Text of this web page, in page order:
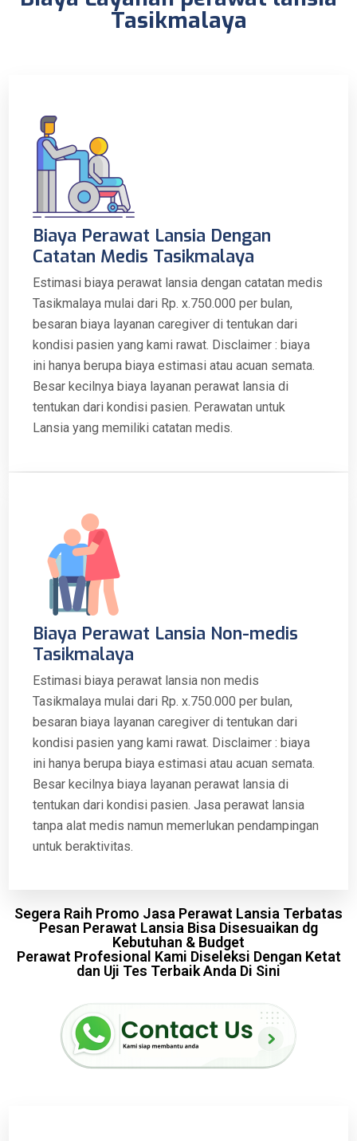
Tasikmalaya
Biaya Perawat Lansia Dengan
Catatan Medis Tasikmalaya
Estimasi biaya perawat lansia dengan catatan medis
Tasikmalaya mulai dari Rp. x.750.000 per bulan,
besaran biaya layanan caregiver di tentukan dari
kondisi pasien yang kami rawat. Disclaimer : biaya
ini hanya berupa biaya estimasi atau acuan semata.
Besar kecilnya biaya layanan perawat lansia di
tentukan dari kondisi pasien. Perawatan untuk
Lansia yang memiliki catatan medis.
Biaya Perawat Lansia Non-medis
Tasikmalaya
Estimasi biaya perawat lansia non medis
Tasikmalaya mulai dari Rp. x.750.000 per bulan,
besaran biaya layanan caregiver di tentukan dari
kondisi pasien yang kami rawat. Disclaimer : biaya
ini hanya berupa biaya estimasi atau acuan semata.
Besar kecilnya biaya layanan perawat lansia di
tentukan dari kondisi pasien. Jasa perawat lansia
tanpa alat medis namun memerlukan pendampingan
untuk beraktivitas.
Segera Raih Promo Jasa Perawat Lansia Terbatas
Pesan Perawat Lansia Bisa Disesuaikan dg
Kebutuhan & Budget
Perawat Profesional Kami Diseleksi Dengan Ketat
dan Uji Tes Terbaik Anda Di Sini